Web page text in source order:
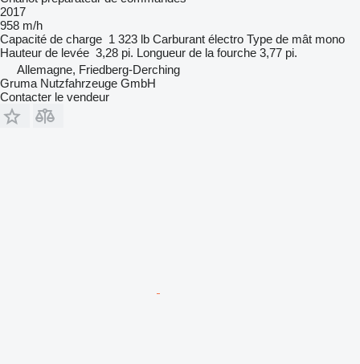
2017
958 m/h
Capacité de charge 1 323 lb Carburant électro Type de mât mono
Hauteur de levée 3,28 pi. Longueur de la fourche 3,77 pi.
Allemagne, Friedberg-Derching
Gruma Nutzfahrzeuge GmbH
Contacter le vendeur